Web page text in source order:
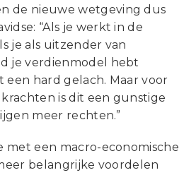
de nieuwe wetgeving dus
“Als je werkt in de
je als uitzender van
je verdienmodel hebt
een hard gelach. Maar voor
is dit een gunstige
meer rechten.”
met een macro-economische
belangrijke voordelen